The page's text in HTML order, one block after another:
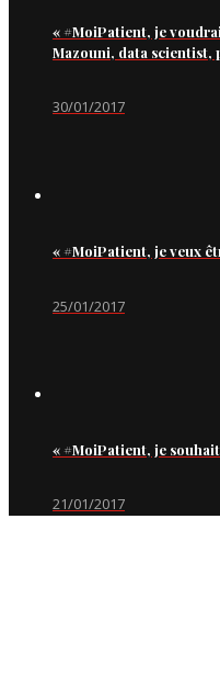
« #MoiPatient, je
Mazouni, data scientist,
30/01/2017
« #MoiPatient, je veux
25/01/2017
« #MoiPatient, je
21/01/2017